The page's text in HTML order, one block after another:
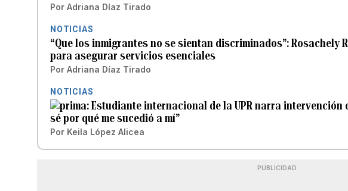
Por Adriana Díaz Tirado
NOTICIAS
“Que los inmigrantes no se sientan discriminados”: Rosachely
para asegurar servicios esenciales
Por Adriana Díaz Tirado
NOTICIAS
Estudiante internacional de la UPR narra intervención
sé por qué me sucedió a mí”
Por Keila López Alicea
PUBLICIDAD